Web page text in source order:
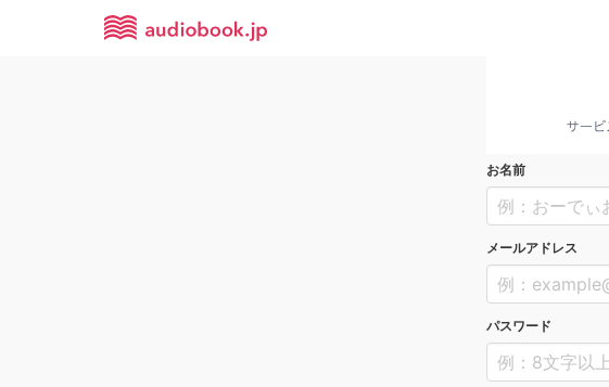
お名前
メールアドレス
パスワード